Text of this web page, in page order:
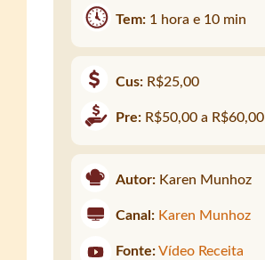
Tem: 1 hora e 10 min
Cus: R$25,00
Pre: R$50,00 a R$60,00
Autor: Karen Munhoz
Canal: Karen Munhoz
Fonte: Vídeo Receita